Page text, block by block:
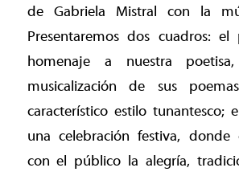
de Gabriela Mistral con la
Presentaremos dos cuadros:
homenaje a nuestra
musicalización de sus
característico estilo tunantesco;
una celebración festiva, donde
con el público la alegría,